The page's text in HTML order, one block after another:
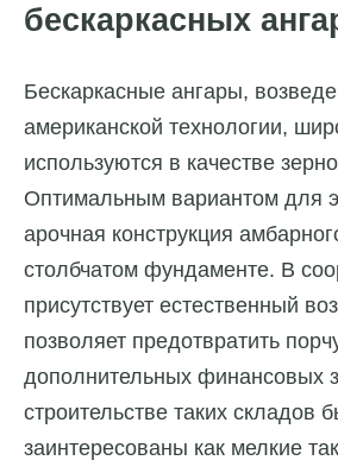
бескаркасных
Бескаркасные ангары,
американской технологии,
используются в качестве
Оптимальным вариантом для
арочная конструкция
столбчатом фундаменте. В
присутствует естественный
позволяет предотвратить
дополнительных финансовых
строительстве таких складов
заинтересованы как мелкие